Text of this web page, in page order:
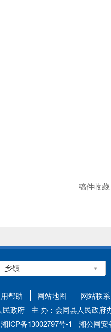
稿件收藏
帮助 网站地图
网站联
民政府
主 办：会同县人民政府
ICP备13002797号-1
湘公网安